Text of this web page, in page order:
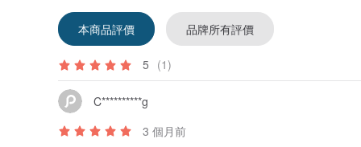
本商品評價 品牌所有評價
5 (1)
C**********g
3 個月前